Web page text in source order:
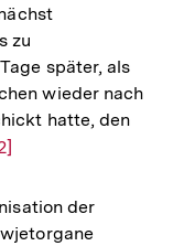
zu
später, als
wieder nach
hatte, den
der